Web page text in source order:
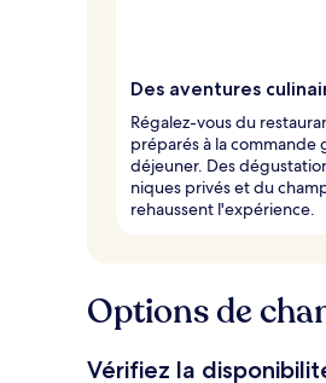
Des aventures
Régalez-vous du
préparés à la
déjeuner. Des
niques privés et du
rehaussent l'expérience.
Options de
Vérifiez la